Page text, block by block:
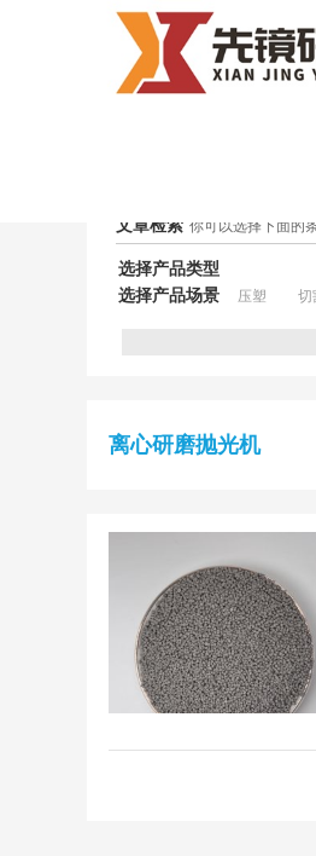
文章检索 你可以选择下面的
选择产品类型
选择产品场景
压塑 切
离心研磨抛光机